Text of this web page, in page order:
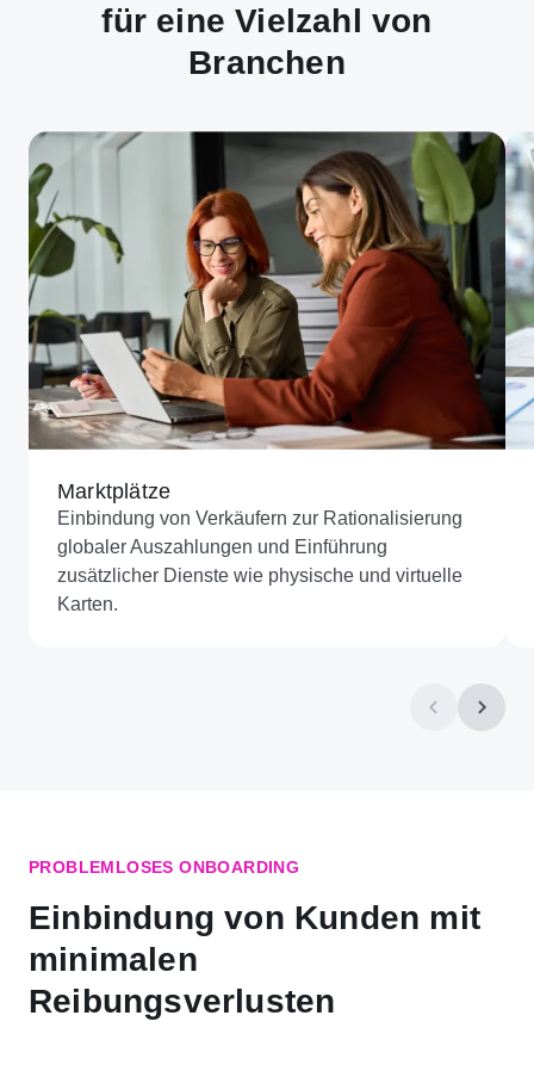
für eine Vielzahl von
Branchen
Marktplätze
Einbindung von Verkäufern zur Rationalisierung
globaler Auszahlungen und Einführung
zusätzlicher Dienste wie physische und virtuelle
Karten.
PROBLEMLOSES ONBOARDING
Einbindung von Kunden mit
minimalen
Reibungsverlusten